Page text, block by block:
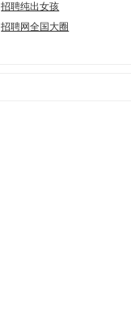
招聘纯出女孩
招聘网全国大圈